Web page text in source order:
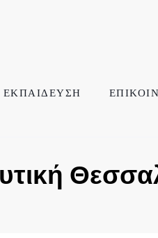
ΕΚΠΑΙΔΕΥΣΗ